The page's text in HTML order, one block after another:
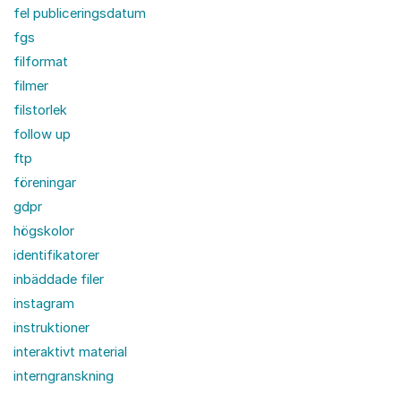
fel publiceringsdatum
fgs
filformat
filmer
filstorlek
follow up
ftp
föreningar
gdpr
högskolor
identifikatorer
inbäddade filer
instagram
instruktioner
interaktivt material
interngranskning